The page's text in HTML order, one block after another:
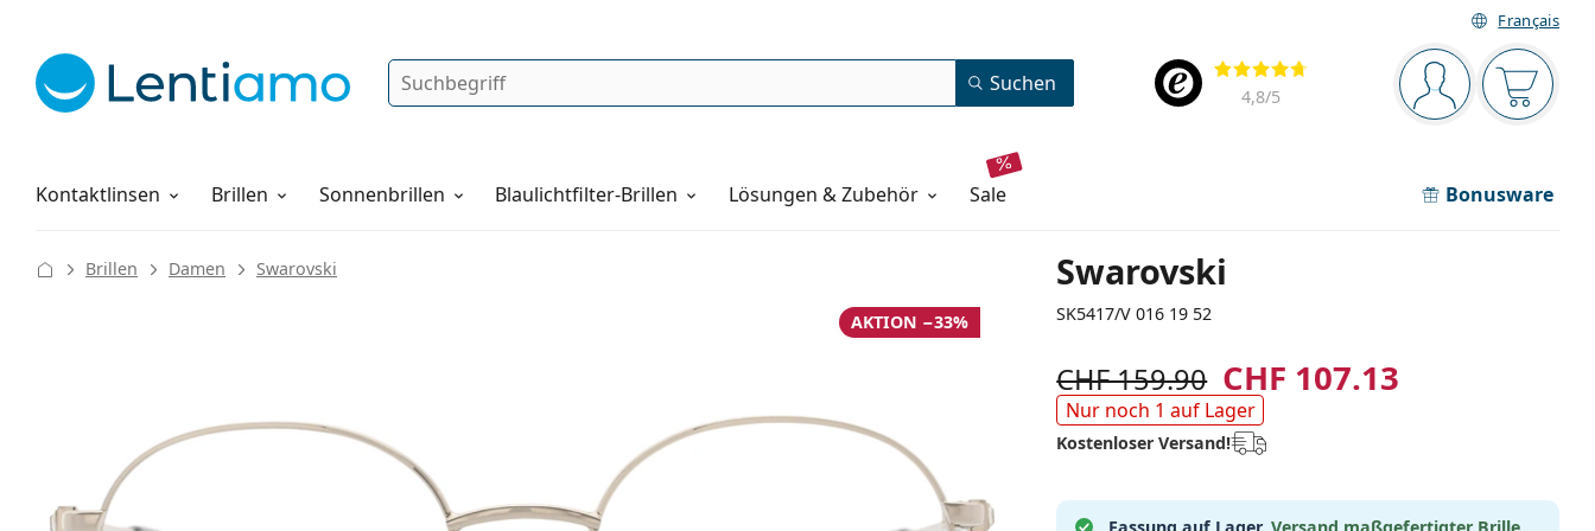
Français
Navigationsleiste
Sie sind Der
Bewertung
4,8/5
Suche Suchen
Kontaktlinsen
Pflegemittel Brillen Sonnenbrillen Blaulichtfilter-Brillen Lösungen & Zubehör sale Bonusware
Alles über den Einkauf
Swarovski
SK5417/V 016 19 52
Brillen Damen Swarovski
AKTION −33%
CHF 159.90 CHF 107.13
Nur noch 1 auf Lager
Kostenloser Versand!